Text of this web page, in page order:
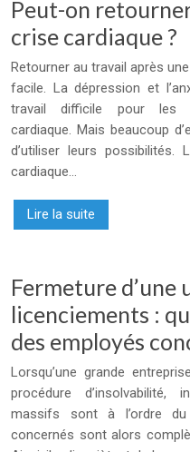
Peut-on
crise cardiaque ?
Retourner au travail après
facile. La dépression et
travail difficile pour les
cardiaque. Mais beaucoup
d’utiliser leurs possibilités.
cardiaque…
Lire la suite
Fermeture d’une
licenciements :
des employés
Lorsqu’une grande
procédure d’insolvabilité,
massifs sont à l’ordre
concernés sont alors